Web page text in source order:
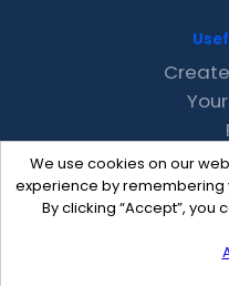
We use cookies on our
experience by remembering
By clicking “Accept”, you